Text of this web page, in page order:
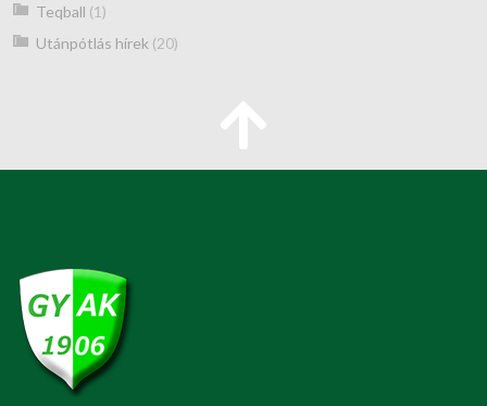
Teqball (1)
Utánpótlás hírek (20)